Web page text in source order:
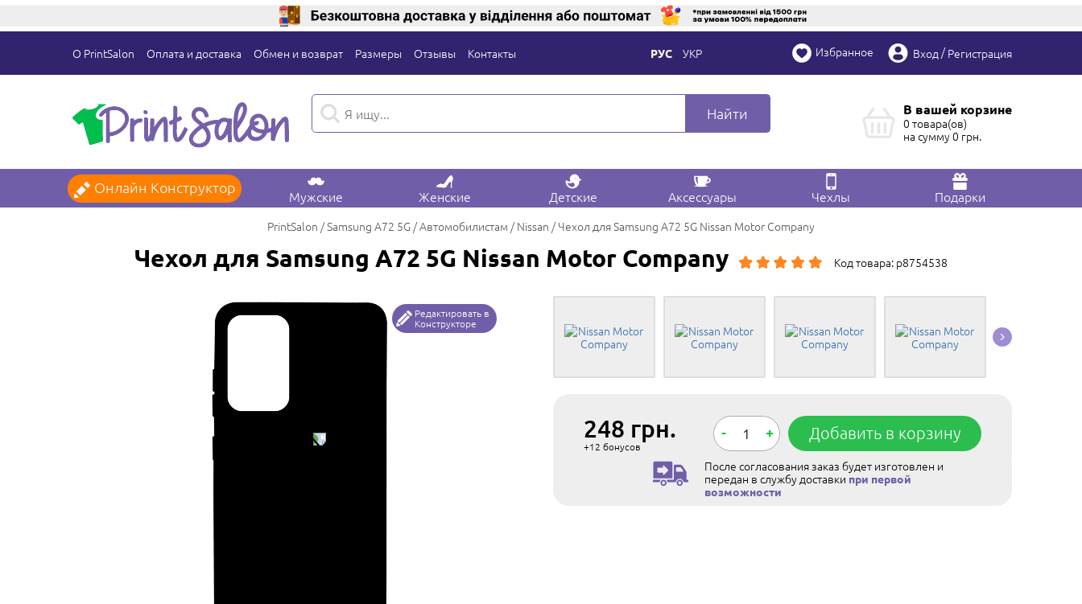
О PrintSalon Оплата и доставка Обмен и возврат Размеры Отзывы Контакты РУС УКР Избранное Вход /Регистрация
Найти В вашей корзине
0 товара(ов)
на сумму0 грн.
Онлайн Конструктор
Мужские Женские Детские Аксессуары Чехлы Подарки
PrintSalon Samsung A72 5G Автомобилистам Nissan Чехол для Samsung A72 5G Nissan Motor Company
Чехол для Samsung A72 5G Nissan Motor Company Код товара: p8754538
Редактировать в
Конструкторе
248 грн.
+12 бонусов
- + Добавить в корзину
После согласования заказ будет изготовлен и
передан в службу доставки при первой
возможности